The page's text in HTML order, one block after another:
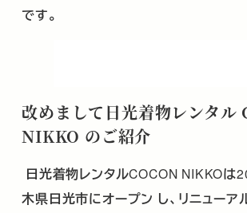
です。
改めまして日光着物レンタル
NIKKO のご紹介
日光着物レンタルCOCON NIKKOは
木県日光市にオープン し、リニュー